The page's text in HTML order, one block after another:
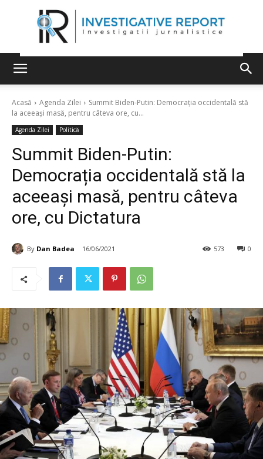
Acasă Agenda Zilei
Summit Biden-Putin: Democrația occidentală stă
la aceeași masă, pentru câteva ore, cu...
Agenda Zilei Politică
Summit Biden-Putin:
Democrația occidentală stă la
aceeași masă, pentru câteva
ore, cu Dictatura
By Dan Badea 16/06/2021 0
573